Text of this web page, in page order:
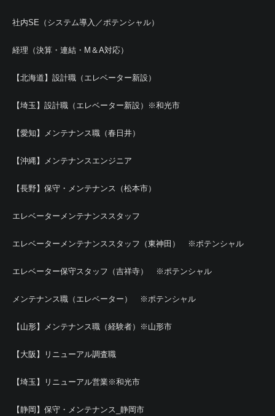
社内SE（システム導入／ポテンシャル）
経理（決算・連結・M＆A対応）
【北海道】設計職（エレベーター新設）
【埼玉】設計職（エレベーター新設）※和光市
【愛知】メンテナンス職（春日井）
【沖縄】メンテナンスエンジニア
【長野】保守・メンテナンス（松本市）
エレベーターメンテナンススタッフ
エレベーターメンテナンススタッフ（東神田） ※ポテンシャル
エレベーター保守スタッフ（吉祥寺） ※ポテンシャル
メンテナンス職（エレベーター） ※ポテンシャル
【山形】メンテナンス職（経験者）※山形市
【大阪】リニューアル調査職
【埼玉】リニューアル営業※和光市
【静岡】保守・メンテナンス_静岡市